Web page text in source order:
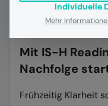
26.02.2026 News
Mit IS-H
Nachfolge
Frühzeitig Klarheit
Individuelle
Mehr